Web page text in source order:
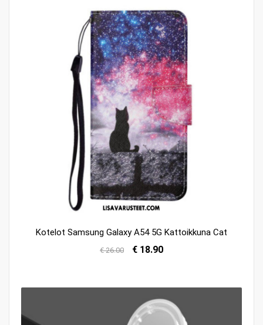
Kotelot Samsung Galaxy A54 5G Kattoikkuna Cat
€ 26.00 € 18.90